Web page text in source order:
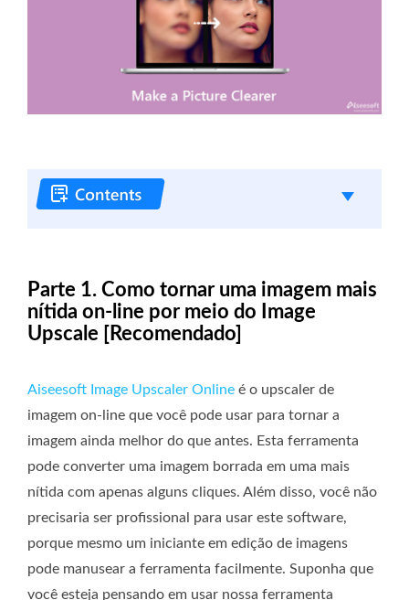
Parte 1. Como tornar uma imagem mais
nítida on-line por meio do Image
Upscale [Recomendado]
Aiseesoft Image Upscaler Online é o upscaler de
imagem on-line que você pode usar para tornar a
imagem ainda melhor do que antes. Esta ferramenta
pode converter uma imagem borrada em uma mais
nítida com apenas alguns cliques. Além disso, você não
precisaria ser profissional para usar este software,
porque mesmo um iniciante em edição de imagens
pode manusear a ferramenta facilmente. Suponha que
você esteja pensando em usar nossa ferramenta